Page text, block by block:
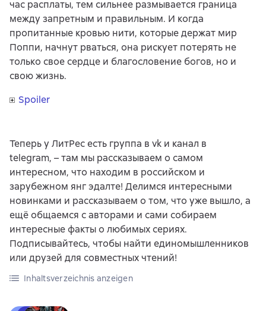
час расплаты, тем сильнее размывается граница
между запретным и правильным. И когда
пропитанные кровью нити, которые держат мир
Поппи, начнут рваться, она рискует потерять не
только свое сердце и благословение богов, но и
свою жизнь.
Spoiler
Теперь у ЛитРес есть группа в vk и канал в
telegram, – там мы рассказываем о самом
интересном, что находим в российском и
зарубежном янг эдалте! Делимся интересными
новинками и рассказываем о том, что уже вышло, а
ещё общаемся с авторами и сами собираем
интересные факты о любимых сериях.
Подписывайтесь, чтобы найти единомышленников
или друзей для совместных чтений!
Inhaltsverzeichnis anzeigen